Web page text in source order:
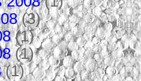
(3)
(1)
(1)
(1)